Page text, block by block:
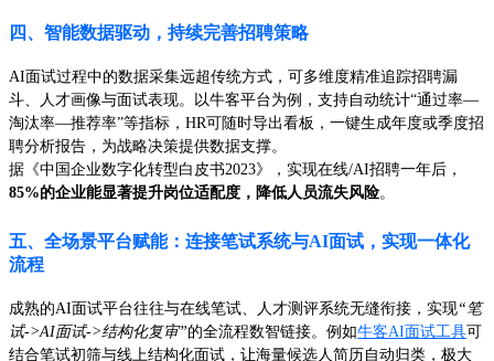
四、智能数据驱动，持续完善招聘策略
AI面试过程中的数据采集远超传统方式，可多维度精准追踪招聘漏
斗、人才画像与面试表现。以牛客平台为例，支持自动统计“通过率—
淘汰率—推荐率”等指标，HR可随时导出看板，一键生成年度或季度招
聘分析报告，为战略决策提供数据支撑。
据《中国企业数字化转型白皮书2023》，实现在线/AI招聘一年后，
85%的企业能显著提升岗位适配度，降低人员流失风险。
五、全场景平台赋能：连接笔试系统与AI面试，实现一体化
流程
成熟的AI面试平台往往与在线笔试、人才测评系统无缝衔接，实现“笔
试->AI面试->结构化复审”的全流程数智链接。例如牛客AI面试工具可
结合笔试初筛与线上结构化面试，让海量候选人简历自动归类，极大